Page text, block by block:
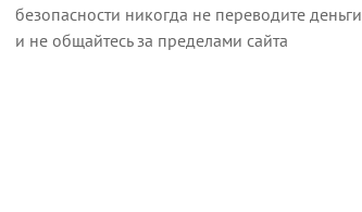
безопасности никогда не переводите деньги
и не общайтесь за пределами сайта